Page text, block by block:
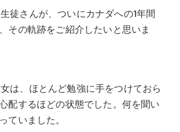
徒さんが、ついにカナダへの1年間
その軌跡をご紹介したいと思いま
は、ほとんど勉強に手をつけておら
配するほどの状態でした。何を聞い
いました。